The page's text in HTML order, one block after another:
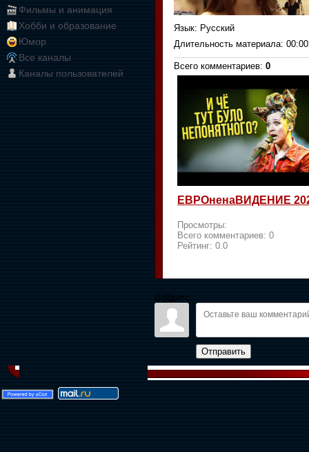
Фильмы и анимация
Хобби и образование
Юмор
Все каналы
Каналы пользователей
Язык: Русский
Длительность материала:
Всего комментариев: 0
ЕВРОненаВИДЕНИЕ
Просмотры:
Всего комментариев: 0
Рейтинг: 0.0
Войдите:
Отправить